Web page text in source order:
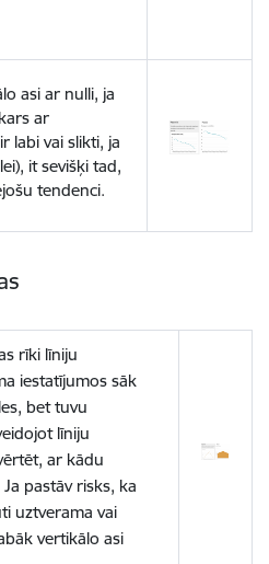
asi ar nulli, ja
ar
labi vai slikti, ja
it sevišķi tad,
tendenci.
rīki līniju
iestatījumos sāk
bet tuvu
līniju
ar kādu
pastāv risks, ka
uztverama vai
vertikālo asi